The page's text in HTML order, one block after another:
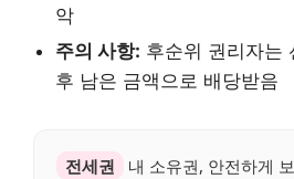
악
주의 사항: 후순위 권리자는
후 남은 금액으로 배당받음
전세권
내 소유권, 안전하게